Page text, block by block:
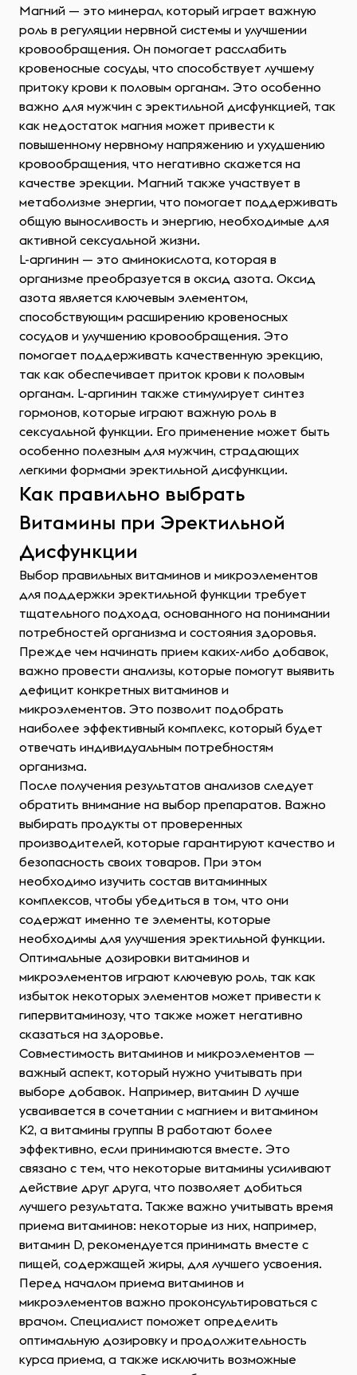
Магний — это минерал, который играет важную
роль в регуляции нервной системы и улучшении
кровообращения. Он помогает расслабить
кровеносные сосуды, что способствует лучшему
притоку крови к половым органам. Это особенно
важно для мужчин с эректильной дисфункцией, так
как недостаток магния может привести к
повышенному нервному напряжению и ухудшению
кровообращения, что негативно скажется на
качестве эрекции. Магний также участвует в
метаболизме энергии, что помогает поддерживать
общую выносливость и энергию, необходимые для
активной сексуальной жизни.
L-аргинин — это аминокислота, которая в
организме преобразуется в оксид азота. Оксид
азота является ключевым элементом,
способствующим расширению кровеносных
сосудов и улучшению кровообращения. Это
помогает поддерживать качественную эрекцию,
так как обеспечивает приток крови к половым
органам. L-аргинин также стимулирует синтез
гормонов, которые играют важную роль в
сексуальной функции. Его применение может быть
особенно полезным для мужчин, страдающих
легкими формами эректильной дисфункции.
Как правильно выбрать
Витамины при Эректильной
Дисфункции
Выбор правильных витаминов и микроэлементов
для поддержки эректильной функции требует
тщательного подхода, основанного на понимании
потребностей организма и состояния здоровья.
Прежде чем начинать прием каких-либо добавок,
важно провести анализы, которые помогут выявить
дефицит конкретных витаминов и
микроэлементов. Это позволит подобрать
наиболее эффективный комплекс, который будет
отвечать индивидуальным потребностям
организма.
После получения результатов анализов следует
обратить внимание на выбор препаратов. Важно
выбирать продукты от проверенных
производителей, которые гарантируют качество и
безопасность своих товаров. При этом
необходимо изучить состав витаминных
комплексов, чтобы убедиться в том, что они
содержат именно те элементы, которые
необходимы для улучшения эректильной функции.
Оптимальные дозировки витаминов и
микроэлементов играют ключевую роль, так как
избыток некоторых элементов может привести к
гипервитаминозу, что также может негативно
сказаться на здоровье.
Совместимость витаминов и микроэлементов —
важный аспект, который нужно учитывать при
выборе добавок. Например, витамин D лучше
усваивается в сочетании с магнием и витамином
K2, а витамины группы B работают более
эффективно, если принимаются вместе. Это
связано с тем, что некоторые витамины усиливают
действие друг друга, что позволяет добиться
лучшего результата. Также важно учитывать время
приема витаминов: некоторые из них, например,
витамин D, рекомендуется принимать вместе с
пищей, содержащей жиры, для лучшего усвоения.
Перед началом приема витаминов и
микроэлементов важно проконсультироваться с
врачом. Специалист поможет определить
оптимальную дозировку и продолжительность
курса приема, а также исключить возможные